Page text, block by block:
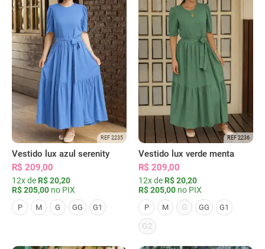
REF 2235
Vestido lux azul serenity
R$ 209,00
12x de R$ 20,20
R$ 205,00 no PIX
P M G GG G1
REF 2236
Vestido lux verde menta
R$ 209,00
12x de R$ 20,20
R$ 205,00 no PIX
P M G GG G1
G2